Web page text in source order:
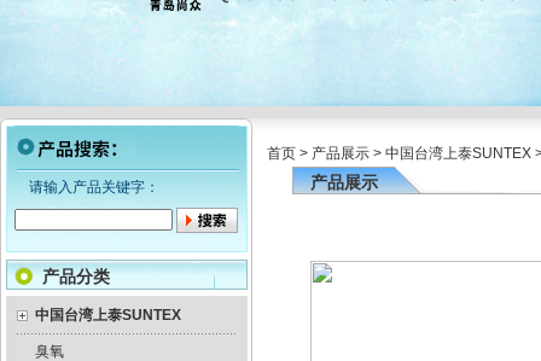
请输入产品关键字：
产品分类
中国台湾上泰SUNTEX
臭氧
首页 > 产品展示 > 中国台湾上泰SUNTEX
产品展示